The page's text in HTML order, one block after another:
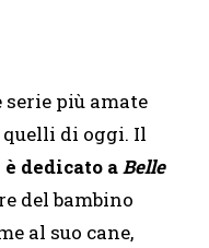
serie più amate
quelli di oggi. Il
dedicato aBelle
del bambino
al suo cane,